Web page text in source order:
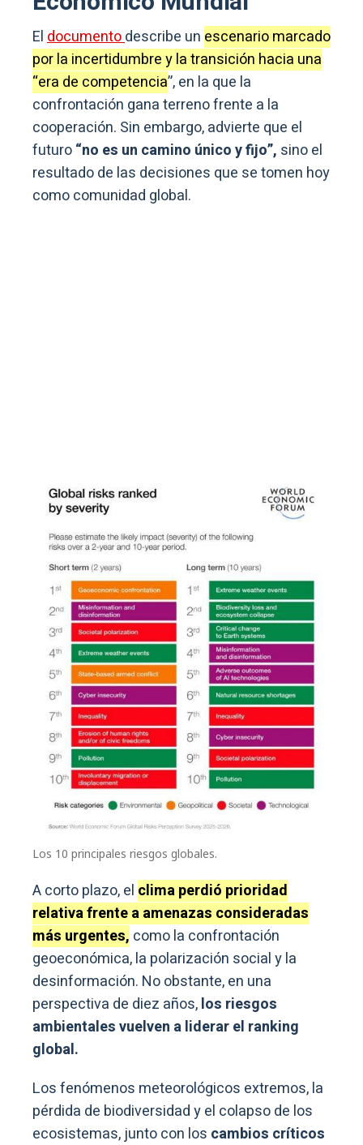
Eldocumentodescribe un escenario marcado
por la incertidumbre y la transición hacia una
“era de competencia”, en la que la
confrontación gana terreno frente a la
cooperación. Sin embargo, advierte que el
futuro“no es un camino único y fijo”, sino el
resultado de las decisiones que se tomen hoy
como comunidad global.
Los 10 principales riesgos globales.
A corto plazo, el clima perdió prioridad
relativa frente a amenazas consideradas
más urgentes, como la confrontación
geoeconómica, la polarización social y la
desinformación. No obstante, en una
perspectiva de diez años,los riesgos
ambientales vuelven a liderar el ranking
global.
Los fenómenos meteorológicos extremos, la
pérdida de biodiversidad y el colapso de los
ecosistemas, junto con los cambios críticos